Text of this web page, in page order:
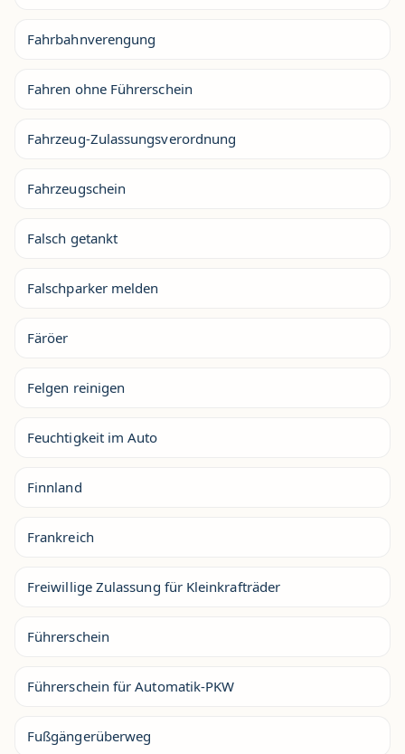
Fahrbahnverengung
Fahren ohne Führerschein
Fahrzeug-Zulassungsverordnung
Fahrzeugschein
Falsch getankt
Falschparker melden
Färöer
Felgen reinigen
Feuchtigkeit im Auto
Finnland
Frankreich
Freiwillige Zulassung für Kleinkrafträder
Führerschein
Führerschein für Automatik-PKW
Fußgängerüberweg